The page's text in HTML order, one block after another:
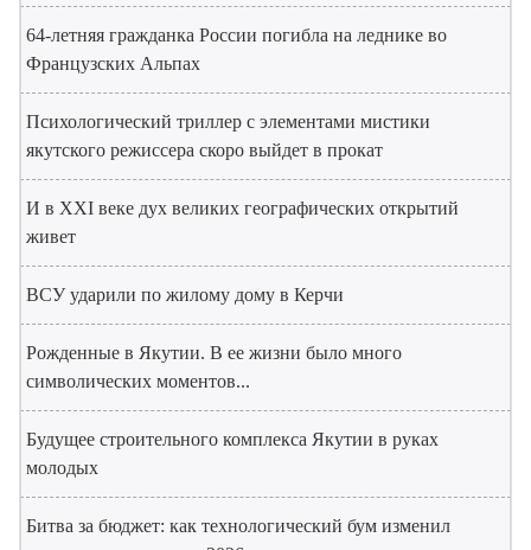
64-летняя гражданка России погибла на леднике во
Французских Альпах
Психологический триллер с элементами мистики
якутского режиссера скоро выйдет в прокат
И в XXI веке дух великих географических открытий
живет
ВСУ ударили по жилому дому в Керчи
Рожденные в Якутии. В ее жизни было много
символических моментов...
Будущее строительного комплекса Якутии в руках
молодых
Битва за бюджет: как технологический бум изменил